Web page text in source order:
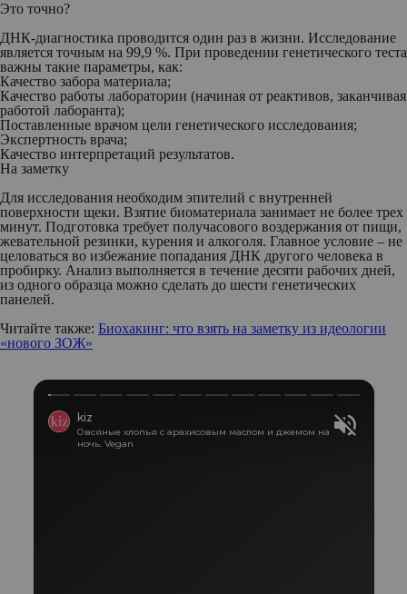
Это точно?
ДНК-диагностика проводится один раз в жизни. Исследование
является точным на 99,9 %. При проведении генетического теста
важны такие параметры, как:
Качество забора материала;
Качество работы лаборатории (начиная от реактивов, заканчивая
работой лаборанта);
Поставленные врачом цели генетического исследования;
Экспертность врача;
Качество интерпретаций результатов.
На заметку
Для исследования необходим эпителий с внутренней
поверхности щеки. Взятие биоматериала занимает не более трех
минут. Подготовка требует получасового воздержания от пищи,
жевательной резинки, курения и алкоголя. Главное условие – не
целоваться во избежание попадания ДНК другого человека в
пробирку. Анализ выполняется в течение десяти рабочих дней,
из одного образца можно сделать до шести генетических
панелей.
Читайте также: Биохакинг: что взять на заметку из идеологии
«нового ЗОЖ»